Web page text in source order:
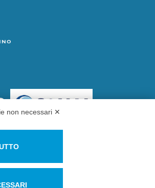
Laboratorio
| Partita IVA:
non necessari ✕